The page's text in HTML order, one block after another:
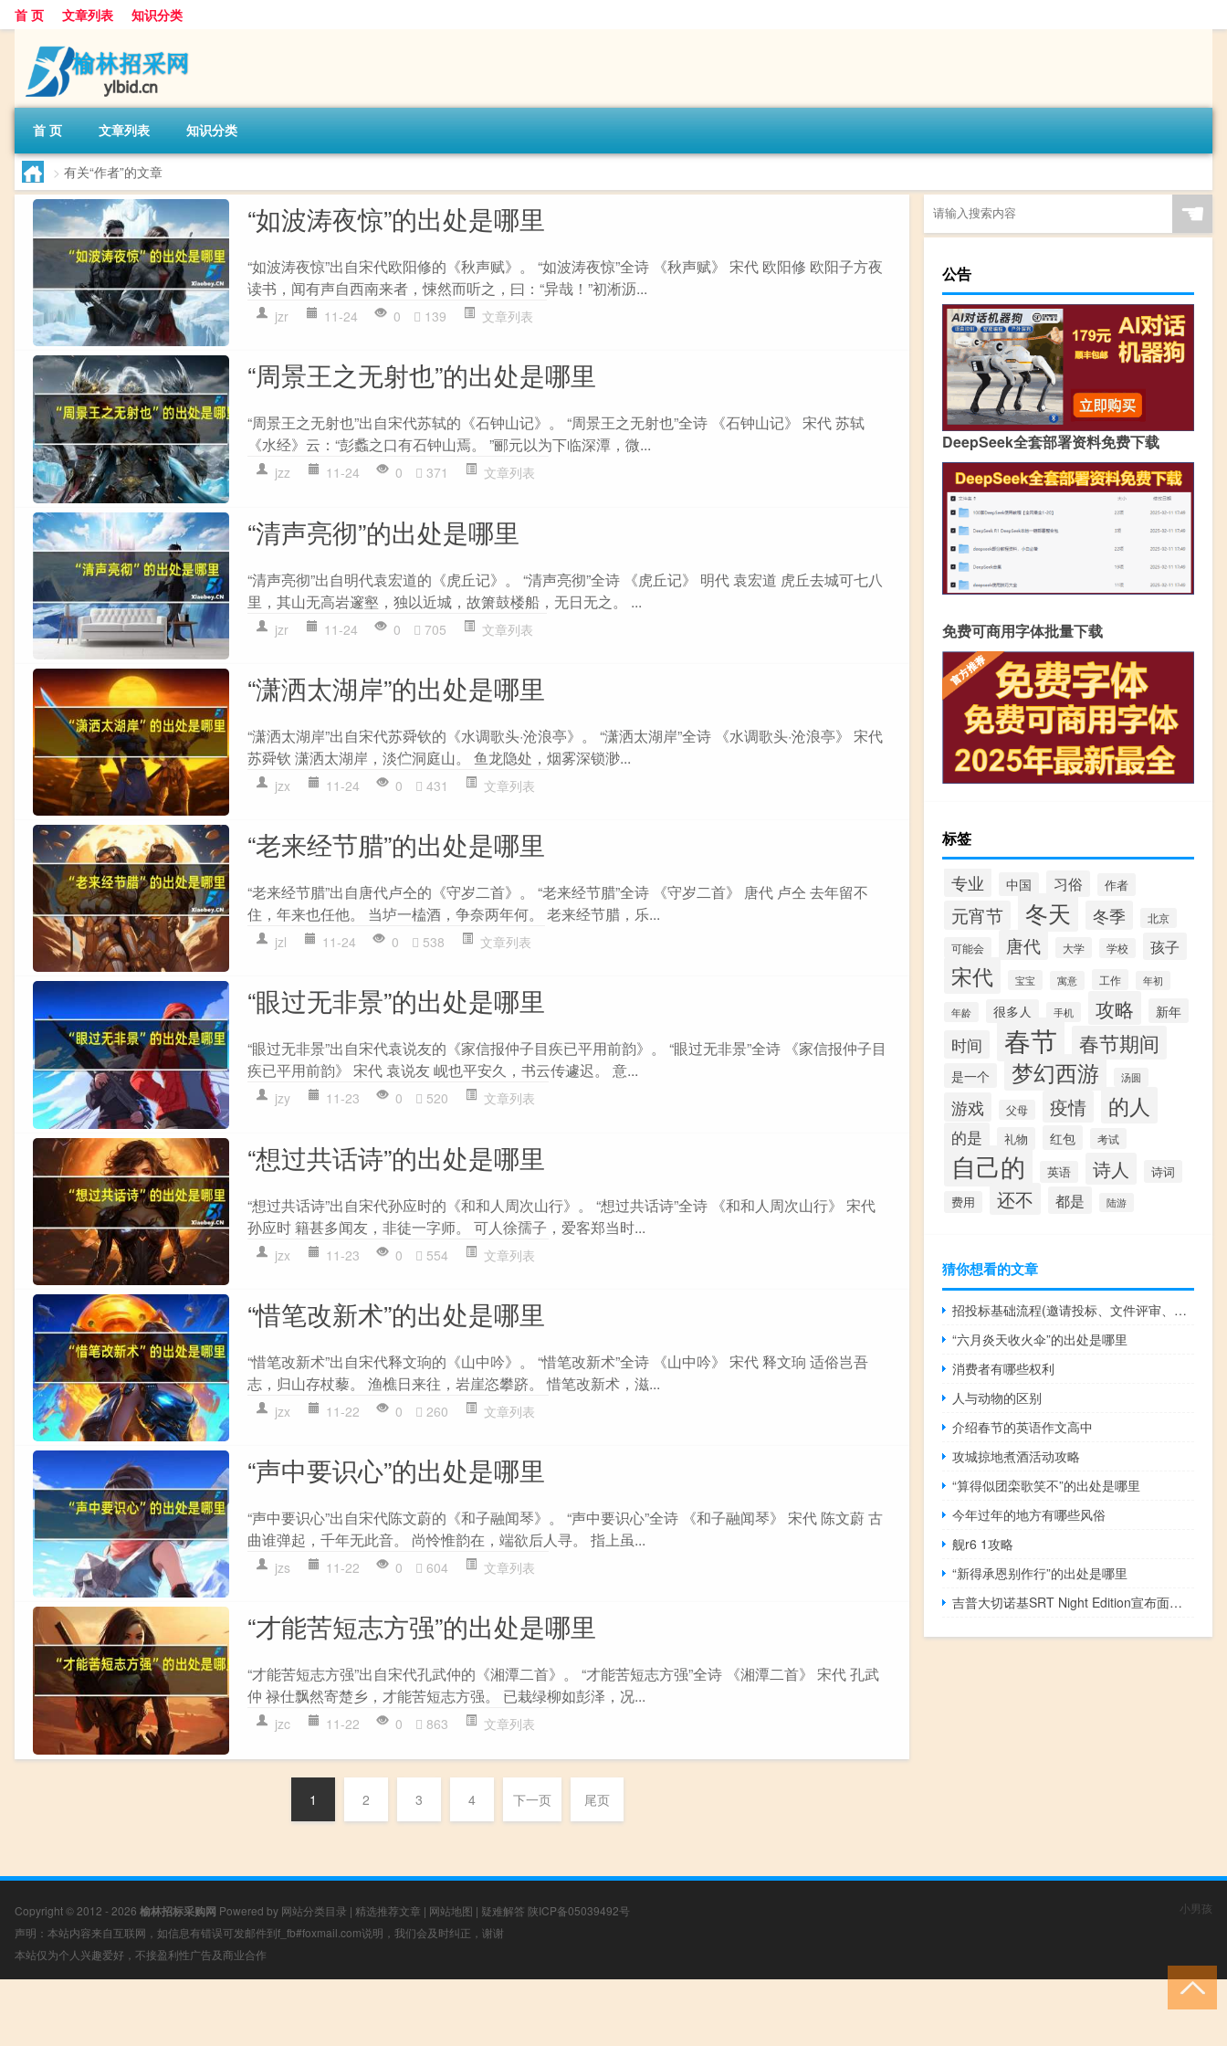
首 页 文章列表 知识分类
首 页 文章列表 知识分类
> 有关“作者”的文章
“如波涛夜惊”的出处是哪里
“如波涛夜惊”出自宋代欧阳修的《秋声赋》。 “如波涛夜惊”全诗 《秋声赋》 宋代 欧阳修 欧阳子方夜
读书，闻有声自西南来者，悚然而听之，曰：“异哉！”初淅沥...
jzr 11-24 0 139 文章列表
“周景王之无射也”的出处是哪里
“周景王之无射也”出自宋代苏轼的《石钟山记》。 “周景王之无射也”全诗 《石钟山记》 宋代 苏轼
《水经》云：“彭蠡之口有石钟山焉。 ”郦元以为下临深潭，微...
jzz 11-24 0 371 文章列表
“清声亮彻”的出处是哪里
“清声亮彻”出自明代袁宏道的《虎丘记》。 “清声亮彻”全诗 《虎丘记》 明代 袁宏道 虎丘去城可七八
里，其山无高岩邃壑，独以近城，故箫鼓楼船，无日无之。 ...
jzr 11-24 0 705 文章列表
“潇洒太湖岸”的出处是哪里
“潇洒太湖岸”出自宋代苏舜钦的《水调歌头·沧浪亭》。 “潇洒太湖岸”全诗 《水调歌头·沧浪亭》 宋代
苏舜钦 潇洒太湖岸，淡伫洞庭山。 鱼龙隐处，烟雾深锁渺...
jzx 11-24 0 431 文章列表
“老来经节腊”的出处是哪里
“老来经节腊”出自唐代卢仝的《守岁二首》。 “老来经节腊”全诗 《守岁二首》 唐代 卢仝 去年留不
住，年来也任他。 当垆一榼酒，争奈两年何。 老来经节腊，乐...
jzl 11-24 0 538 文章列表
“眼过无非景”的出处是哪里
“眼过无非景”出自宋代袁说友的《家信报仲子目疾已平用前韵》。 “眼过无非景”全诗 《家信报仲子目
疾已平用前韵》 宋代 袁说友 岘也平安久，书云传遽迟。 意...
jzy 11-23 0 520 文章列表
“想过共话诗”的出处是哪里
“想过共话诗”出自宋代孙应时的《和和人周次山行》。 “想过共话诗”全诗 《和和人周次山行》 宋代
孙应时 籍甚多闻友，非徒一字师。 可人徐孺子，爱客郑当时...
jzx 11-23 0 554 文章列表
“惜笔改新术”的出处是哪里
“惜笔改新术”出自宋代释文珦的《山中吟》。 “惜笔改新术”全诗 《山中吟》 宋代 释文珦 适俗岂吾
志，归山存杖藜。 渔樵日来往，岩崖恣攀跻。 惜笔改新术，滋...
jzx 11-22 0 260 文章列表
“声中要识心”的出处是哪里
“声中要识心”出自宋代陈文蔚的《和子融闻琴》。 “声中要识心”全诗 《和子融闻琴》 宋代 陈文蔚 古
曲谁弹起，千年无此音。 尚怜惟韵在，端欲后人寻。 指上虽...
jzs 11-22 0 604 文章列表
“才能苦短志方强”的出处是哪里
“才能苦短志方强”出自宋代孔武仲的《湘潭二首》。 “才能苦短志方强”全诗 《湘潭二首》 宋代 孔武
仲 禄仕飘然寄楚乡，才能苦短志方强。 已栽绿柳如彭泽，况...
jzc 11-22 0 863 文章列表
1 2 3 4 下一页 尾页
☚
公告
DeepSeek全套部署资料免费下载
免费可商用字体批量下载
标签
专业 中国 习俗 作者
元宵节 冬天 冬季 北京
可能会 唐代 大学 学校 孩子
宋代 宝宝 寓意 工作 年初
年龄 很多人 手机 攻略 新年
时间 春节 春节期间
是一个 梦幻西游 汤圆
游戏 父母 疫情 的人
的是 礼物 红包 考试
自己的 英语 诗人 诗词
费用 还不 都是 陆游
猜你想看的文章
招投标基础流程(邀请投标、文件评审、合同签订、验收和支付)
“六月炎天收火伞”的出处是哪里
消费者有哪些权利
人与动物的区别
介绍春节的英语作文高中
攻城掠地煮酒活动攻略
“算得似团栾歌笑不”的出处是哪里
今年过年的地方有哪些风俗
舰r6 1攻略
“新得承恩别作行”的出处是哪里
吉普大切诺基SRT Night Edition宣布面向澳大利亚
Copyright © 2012 - 2026 榆林招标采购网 Powered by 网站分类目录 | 精选推荐文章 | 网站地图 | 疑难解答 陕ICP备05039492号
声明：本站内容来自互联网，如信息有错误可发邮件到f_fb#foxmail.com说明，我们会及时纠正，谢谢
本站仅为个人兴趣爱好，不接盈利性广告及商业合作
小男孩